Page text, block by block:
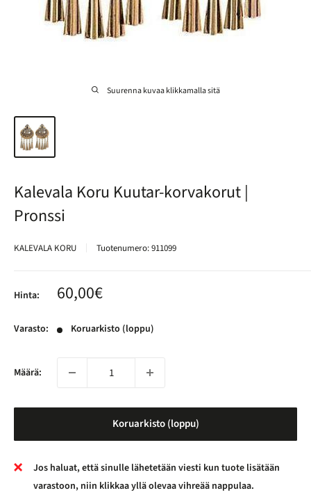
Suurenna kuvaa klikkamalla sitä
Kalevala Koru Kuutar-korvakorut |
Pronssi
KALEVALA KORU Tuotenumero:911099
Hinta: Alennushinta
60,00€
Varasto: Koruarkisto (loppu)
Määrä:
Koruarkisto (loppu)
Jos haluat, että sinulle lähetetään viesti kun tuote lisätään
varastoon, niin klikkaa yllä olevaa vihreää nappulaa.